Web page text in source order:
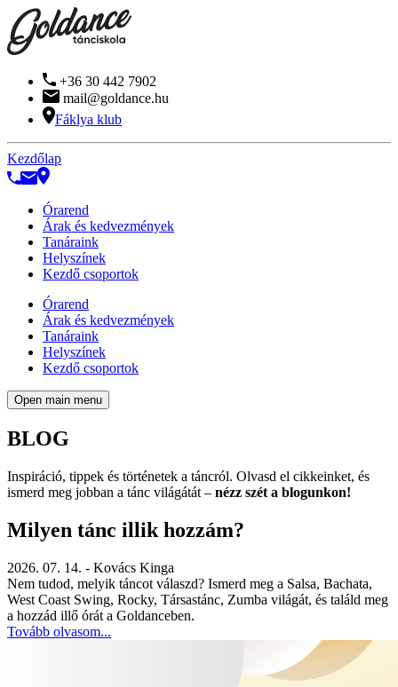
+36 30 442 7902
mail@goldance.hu
Fáklya klub
Kezdőlap
Órarend
Árak és kedvezmények
Tanáraink
Helyszínek
Kezdő csoportok
Órarend
Árak és kedvezmények
Tanáraink
Helyszínek
Kezdő csoportok
Open main menu
BLOG
Inspiráció, tippek és történetek a táncról. Olvasd el cikkeinket, és
ismerd meg jobban a tánc világátát – nézz szét a blogunkon!
Milyen tánc illik hozzám?
2026. 07. 14. - Kovács Kinga
Nem tudod, melyik táncot válaszd? Ismerd meg a Salsa, Bachata,
West Coast Swing, Rocky, Társastánc, Zumba világát, és találd meg
a hozzád illő órát a Goldanceben.
Tovább olvasom...